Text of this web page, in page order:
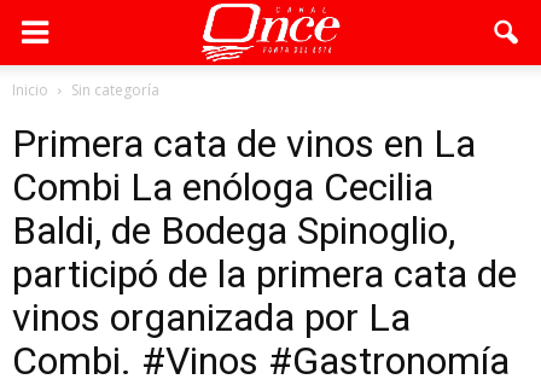
Inicio Sin categoría
Primera cata de vinos en La
Combi La enóloga Cecilia
Baldi, de Bodega Spinoglio,
participó de la primera cata de
vinos organizada por La
Combi. #Vinos #Gastronomía